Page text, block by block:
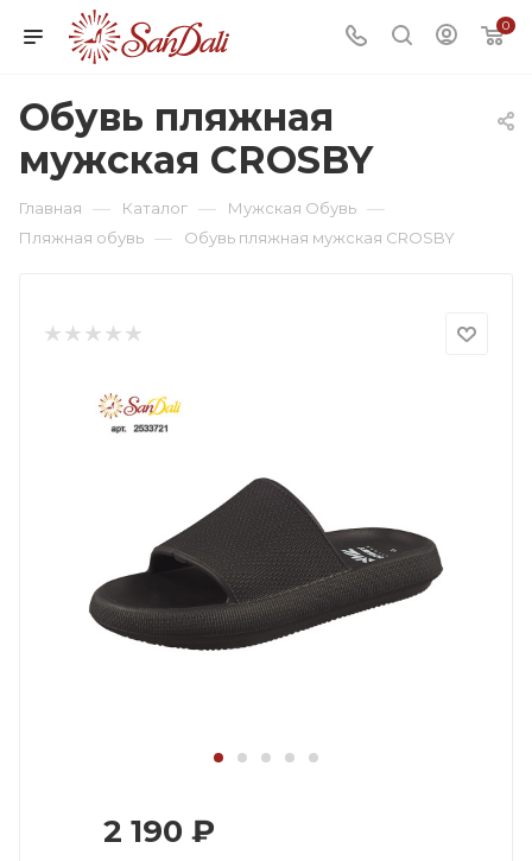
0
Обувь пляжная
мужская CROSBY
Главная — Каталог — Мужская Обувь —
Пляжная обувь — Обувь пляжная мужская CROSBY
2 190 ₽